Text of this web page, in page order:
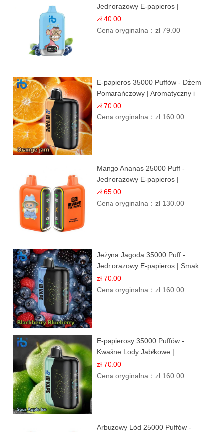
Jednorazowy E-papieros |
Jagodowy Chłód
zł 40.00
Cena oryginalna：zł 79.00
E-papieros 35000 Puffów - Dżem
Pomarańczowy | Aromatyczny i
Długotrwały
zł 70.00
Cena oryginalna：zł 160.00
Mango Ananas 25000 Puff -
Jednorazowy E-papieros |
Egzotyczny Smak
zł 65.00
Cena oryginalna：zł 130.00
Jeżyna Jagoda 35000 Puff -
Jednorazowy E-papieros | Smak
Leśnych Owoców
zł 70.00
Cena oryginalna：zł 160.00
E-papierosy 35000 Puffów -
Kwaśne Lody Jabłkowe |
Orzeźwiający Smak
zł 70.00
Cena oryginalna：zł 160.00
Arbuzowy Lód 25000 Puffów -